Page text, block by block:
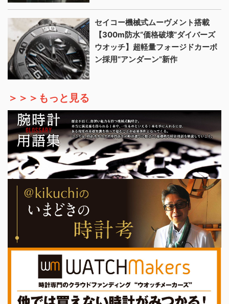
セイコー機械式ムーヴメント搭載
【300m防水“価格破壊”ダイバーズ
ウオッチ】超軽量フォージドカーボ
ン採用“アンダーン”新作
＞＞＞もっと見る